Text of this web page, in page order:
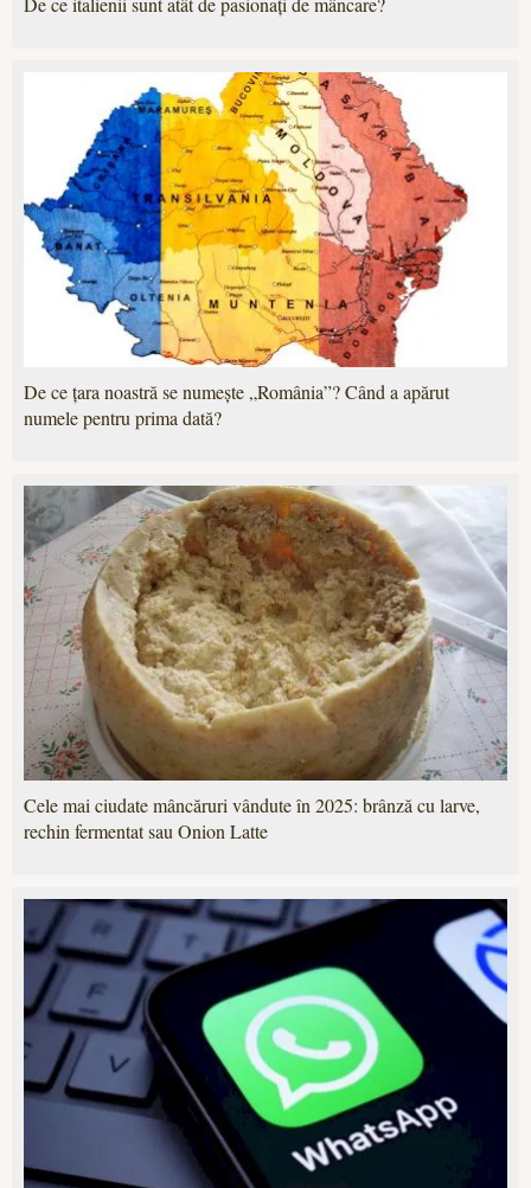
De ce țara noastră se numește „România”? Când a apărut
numele pentru prima dată?
Cele mai ciudate mâncăruri vândute în 2025: brânză cu larve,
rechin fermentat sau Onion Latte